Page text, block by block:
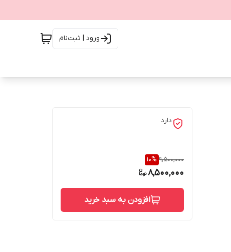
ورود | ثبت‌نام
دارد
9,500,000
10%
8,500,000
افزودن به سبد خرید